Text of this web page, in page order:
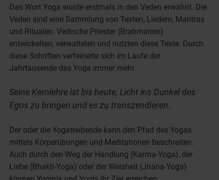
Das Wort Yoga wurde erstmals in den Veden erwähnt. Die
Veden sind eine Sammlung von Texten, Liedern, Mantras
und Ritualen. Vedische Priester (Brahmanen)
entwickelten, verwalteten und nutzten diese Texte. Durch
diese Schriften verfeinerte sich im Laufe der
Jahrtausende das Yoga immer mehr..
Seine Kernlehre ist bis heute, Licht ins Dunkel des
Egos zu bringen und es zu transzendieren.
Der oder die Yogatreibende kann den Pfad des Yogas
mittels Körperübungen und Meditationen beschreiten.
Auch durch den Weg der Handlung (Karma-Yoga), der
Liebe (Bhakti-Yoga) oder der Weisheit (Jnana-Yoga)